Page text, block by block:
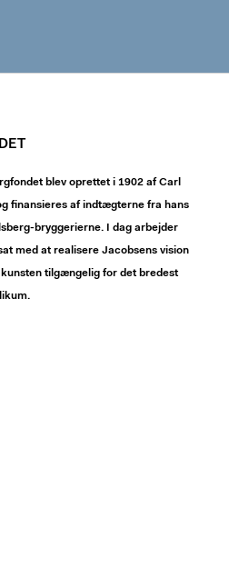
blev oprettet i 1902 af Carl
finansieres af indtægterne fra hans
bryggerierne. I dag arbejder
med at realisere Jacobsens vision
tilgængelig for det bredest